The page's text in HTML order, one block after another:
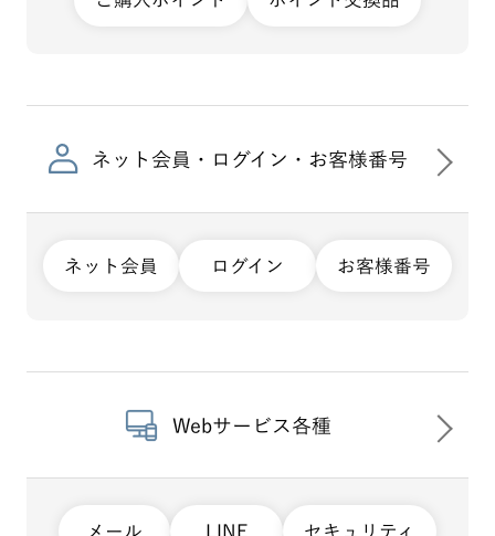
ネット会員・ログイン・お客様番号
ネット会員 ログイン お客様番号
Webサービス各種
メール LINE セキュリティ